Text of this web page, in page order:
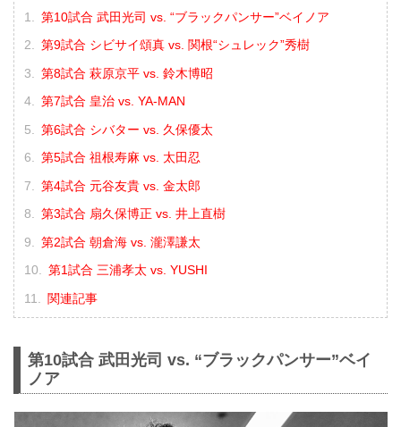
第10試合 武田光司 vs. “ブラックパンサー”ベイノア
第9試合 シビサイ頌真 vs. 関根“シュレック”秀樹
第8試合 萩原京平 vs. 鈴木博昭
第7試合 皇治 vs. YA-MAN
第6試合 シバター vs. 久保優太
第5試合 祖根寿麻 vs. 太田忍
第4試合 元谷友貴 vs. 金太郎
第3試合 扇久保博正 vs. 井上直樹
第2試合 朝倉海 vs. 瀧澤謙太
第1試合 三浦孝太 vs. YUSHI
関連記事
第10試合 武田光司 vs. “ブラックパンサー”ベイ
ノア